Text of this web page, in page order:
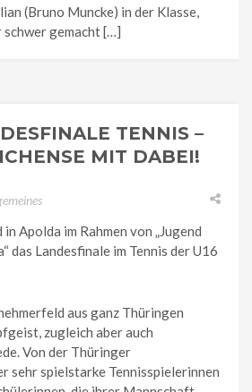
(Bruno Muncke) in der Klasse,
schwer gemacht […]
TENNIS –
MIT DABEI!
Apolda im Rahmen von „Jugend
das Landesfinale im Tennis der U16
aus ganz Thüringen
zugleich aber auch
Von der Thüringer
sehr spielstarke Tennisspielerinnen